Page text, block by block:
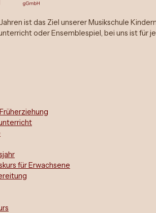
ist das Ziel unserer Musikschule
oder Ensemblespiel, bei uns ist für
für Erwachsene